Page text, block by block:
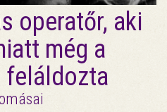
operatőr, aki
még a
feláldozta